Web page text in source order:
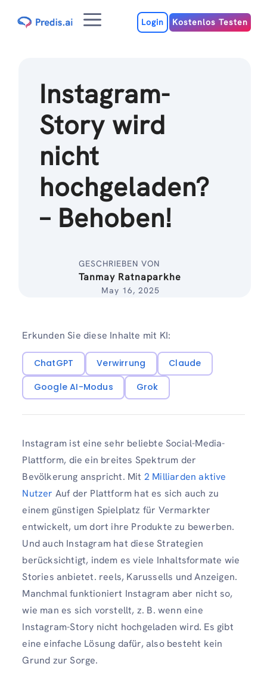
Inhalt
MenuLogin Kostenlos Testen
Instagram-
Story wird
nicht
hochgeladen?
– Behoben!
GESCHRIEBEN VON
Tanmay Ratnaparkhe
May 16, 2025
Erkunden Sie diese Inhalte mit KI:
ChatGPT Verwirrung
Claude
Google AI-Modus
Grok
Instagram ist eine sehr beliebte Social-Media-
Plattform, die ein breites Spektrum der
Bevölkerung anspricht. Mit 2 Milliarden aktive
Nutzer Auf der Plattform hat es sich auch zu
einem günstigen Spielplatz für Vermarkter
entwickelt, um dort ihre Produkte zu bewerben.
Und auch Instagram hat diese Strategien
berücksichtigt, indem es viele Inhaltsformate wie
Stories anbietet. reels, Karussells und Anzeigen.
Manchmal funktioniert Instagram aber nicht so,
wie man es sich vorstellt, z. B. wenn eine
Instagram-Story nicht hochgeladen wird. Es gibt
eine einfache Lösung dafür, also besteht kein
Grund zur Sorge.